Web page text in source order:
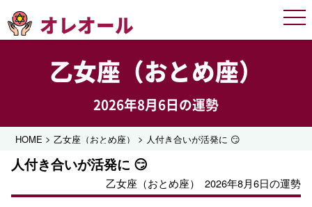
オレオール
乙女座（おとめ座）
2026年8月6日の運勢
HOME >乙女座（おとめ座） > 人付き合いが活発に 😏
人付き合いが活発に 😏
乙女座（おとめ座） 2026年8月6日の運勢